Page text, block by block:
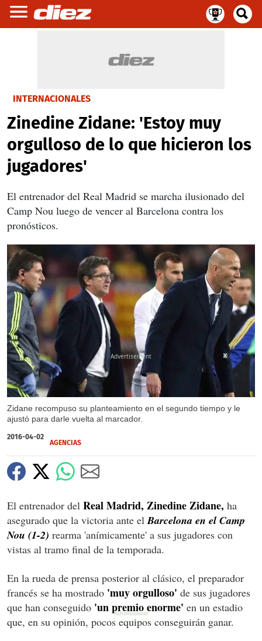
INTERNACIONALES
Zinedine Zidane: 'Estoy muy
orgulloso de lo que hicieron los
jugadores'
El entrenador del Real Madrid se marcha ilusionado del
Camp Nou luego de vencer al Barcelona contra los
pronósticos.
Zidane recompuso su planteamiento en el segundo tiempo y le
ajustó para darle vuelta al marcador.
X
X
2016-04-02
AGENCIAS
El entrenador del Real Madrid, Zinedine Zidane, ha
asegurado que la victoria ante el Barcelona en el Camp
Nou (1-2) rearma 'anímicamente' a sus jugadores con
vistas al tramo final de la temporada.
En la rueda de prensa posterior al clásico, el preparador
francés se ha mostrado 'muy orgulloso' de sus jugadores
que han conseguido 'un premio enorme' en un estadio
que, en su opinión, pocos equipos conseguirán ganar.